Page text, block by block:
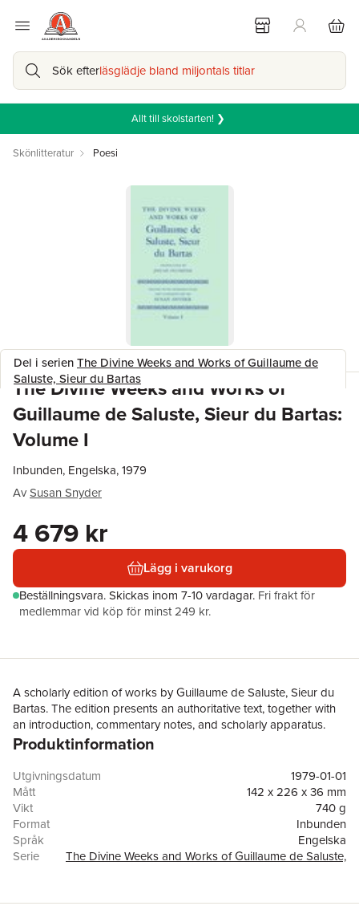
Sök efterläsglädje bland miljontals titlar
Allt till skolstarten! ❯
Skönlitteratur Poesi
Del i serienThe Divine Weeks and Works of Guillaume de
Saluste, Sieur du Bartas
The Divine Weeks and Works of
Guillaume de Saluste, Sieur du Bartas:
Volume I
Inbunden, Engelska, 1979
AvSusan Snyder
4 679 kr
Lägg i varukorg
Beställningsvara.Skickas inom 7-10 vardagar. Fri frakt för
medlemmar vid köp för minst 249 kr.
A scholarly edition of works by Guillaume de Saluste, Sieur du
Bartas. The edition presents an authoritative text, together with
an introduction, commentary notes, and scholarly apparatus.
Produktinformation
Utgivningsdatum
1979-01-01
Mått
142 x 226 x 36 mm
Vikt
740 g
Format
Inbunden
Språk
Engelska
Serie
The Divine Weeks and Works of Guillaume de Saluste,
Förlag
OUP OXFORD